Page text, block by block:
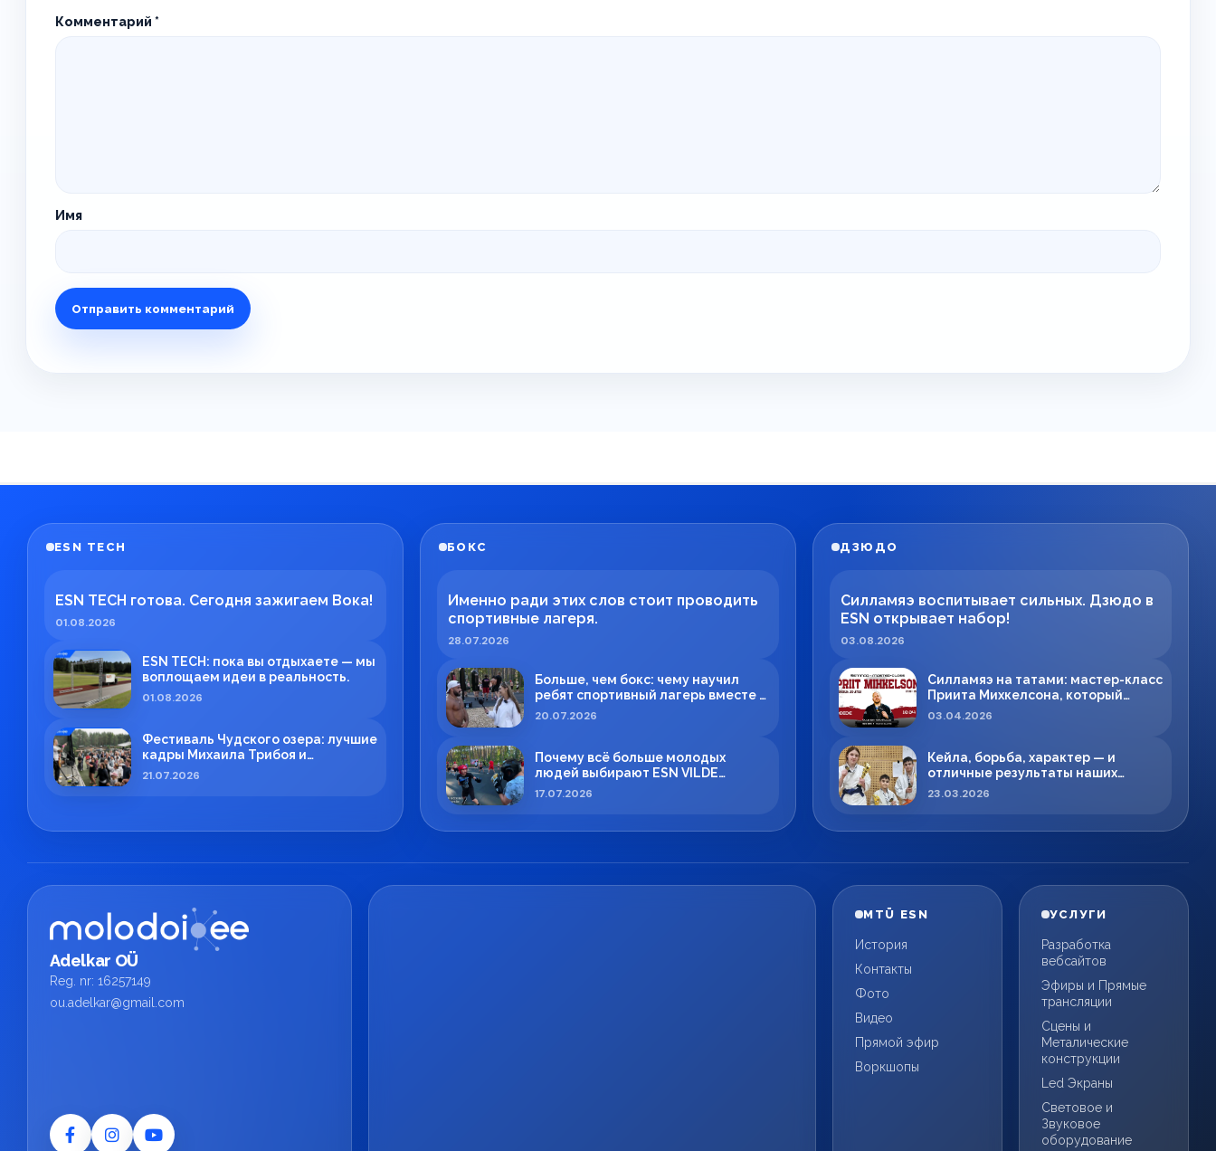
Комментарий *
Имя
ESN TECH
ESN TECH готова. Сегодня зажигаем Вока!
01.08.2026
ESN TECH: пока вы отдыхаете — мы
воплощаем идеи в реальность.
01.08.2026
Фестиваль Чудского озера: лучшие
кадры Михаила Трибоя и
профессиональная работа ESN
21.07.2026
БОКС
Именно ради этих слов стоит проводить
спортивные лагеря.
28.07.2026
Больше, чем бокс: чему научил
ребят спортивный лагерь вместе с
Максимом Вильде
20.07.2026
Почему всё больше молодых
людей выбирают ESN VILDE
BOXING в Силламяэ?
17.07.2026
ДЗЮДО
Силламяэ воспитывает сильных. Дзюдо в
ESN открывает набор!
03.08.2026
Силламяэ на татами: мастер-класс
Приита Михкелсона, который
меняет правила игры в регионе
03.04.2026
Кейла, борьба, характер — и
отличные результаты наших
спортсменов!
23.03.2026
Adelkar OÜ
Reg. nr: 16257149
ou.adelkar@gmail.com
MTÜ ESN
История
Контакты
Фото
Видео
Прямой эфир
Воркшопы
УСЛУГИ
Разработка
вебсайтов
Эфиры и Прямые
трансляции
Сцены и
Металические
конструкции
Led Экраны
Световое и
Звуковое
оборудование